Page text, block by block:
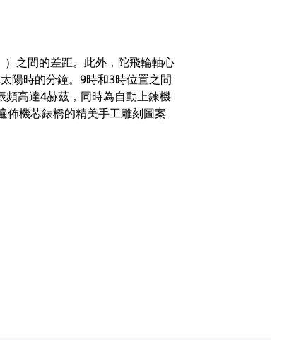
之間的差距。此外，陀飛輪軸心
陽時的分鐘。9時和3時位置之間
高達4赫茲，同時為自動上鍊機
佈機芯錶橋的精美手工雕刻圖案